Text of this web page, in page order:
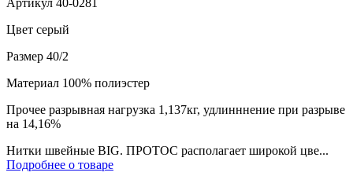
Цвет серый
Размер 40/2
Материал 100% полиэстер
Прочее разрывная нагрузка 1,137кг, удлинннение при разрыве
на 14,16%
Нитки швейные BIG. ПРОТОС располагает широкой цве...
Подробнее о товаре